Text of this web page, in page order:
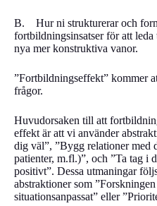
B. Hur ni strukturerar och
fortbildningsinsatser för att
nya mer konstruktiva vanor.
”Fortbildningseffekt” kommer
frågor.
Huvudorsaken till att
effekt är att vi använder
dig väl”, ”Bygg relationer med
patienter, m.fl.)”, och ”Ta tag i
positivt”. Dessa utmaningar
abstraktioner som
situationsanpassat” eller